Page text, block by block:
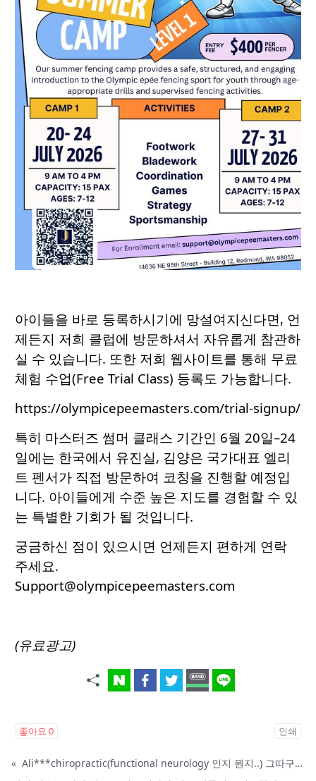
아이들을 바로 등록하시기에 망설여지신다면, 언
제든지 저희 클럽에 방문하셔서 자유롭게 참관하
실 수 있습니다. 또한 저희 웹사이트를 통해 무료
체험 수업(Free Trial Class) 등록도 가능합니다.
https://olympicepeemasters.com/trial-signup/
특히 마스터즈 썸머 클래스 기간인 6월 20일–24
일에는 한국에서 유진실, 김양은 국가대표 엘리
트 펜서가 직접 방문하여 코칭을 진행할 예정입
니다. 아이들에게 수준 높은 지도를 경험할 수 있
는 특별한 기회가 될 것입니다.
궁금하신 점이 있으시면 언제든지 편하게 연락
주세요.
Support@olympicepeemasters.com
(유료광고)
좋아요 0 인쇄
«
Ali***chiropractic(functional neurology 인지 뭔지..) 그따구로 살지마요